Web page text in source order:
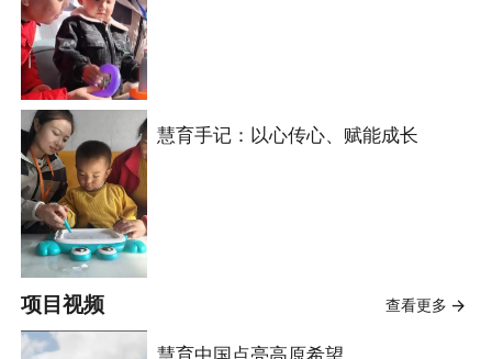
慧育手记：以心传心、赋能成长
项目视频 查看更多